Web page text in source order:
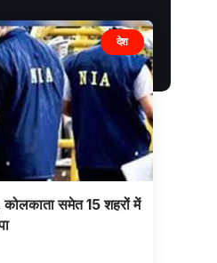
देश
कोलकाता समेत 15 शहरों में